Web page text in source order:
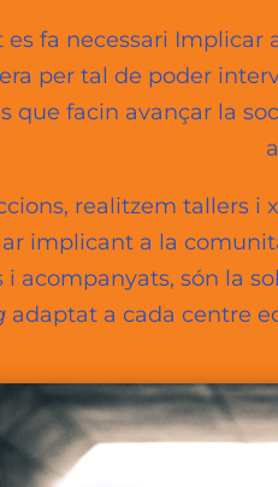
es fa necessari
per tal de poder
que facin avançar la
realitzem tallers
implicant a la
i acompanyats, són la
adaptat a cada centre